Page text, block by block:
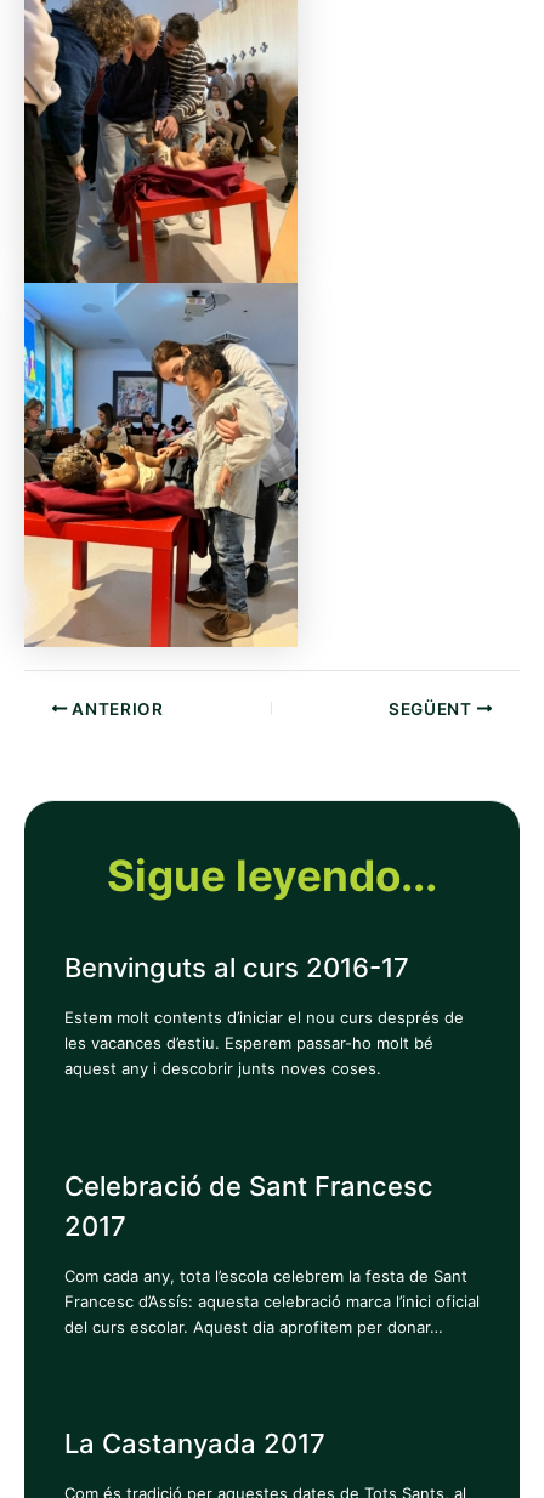
ANTERIOR SEGÜENT
Sigue leyendo...
Benvinguts al curs 2016-17
Estem molt contents d’iniciar el nou curs després de
les vacances d’estiu. Esperem passar-ho molt bé
aquest any i descobrir junts noves coses.
Celebració de Sant Francesc
2017
Com cada any, tota l’escola celebrem la festa de Sant
Francesc d’Assís: aquesta celebració marca l’inici oficial
del curs escolar. Aquest dia aprofitem per donar…
La Castanyada 2017
Com és tradició per aquestes dates de Tots Sants, al